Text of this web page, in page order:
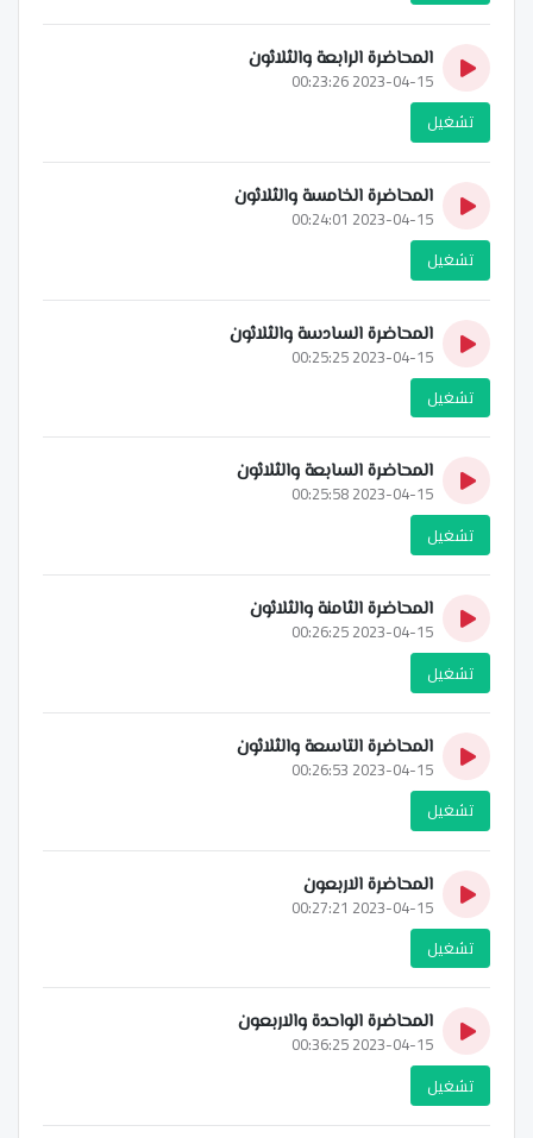
المحاضرة الرابعة والثلاثون
2023-04-15 00:23:26
تشغيل
المحاضرة الخامسة والثلاثون
2023-04-15 00:24:01
تشغيل
المحاضرة السادسة والثلاثون
2023-04-15 00:25:25
تشغيل
المحاضرة السابعة والثلاثون
2023-04-15 00:25:58
تشغيل
المحاضرة الثامنة والثلاثون
2023-04-15 00:26:25
تشغيل
المحاضرة التاسعة والثلاثون
2023-04-15 00:26:53
تشغيل
المحاضرة الاربعون
2023-04-15 00:27:21
تشغيل
المحاضرة الواحدة والاربعون
2023-04-15 00:36:25
تشغيل